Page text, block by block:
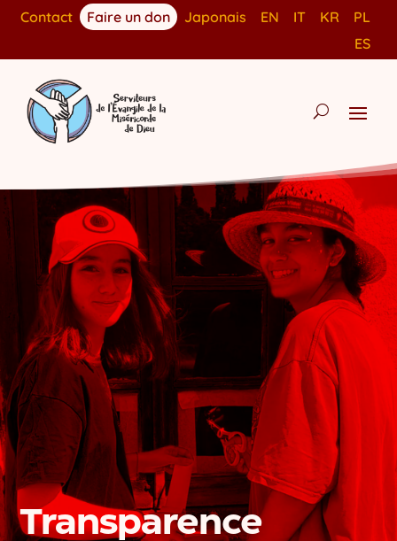
Contact Faire un don Japonais EN IT KR
PL
ES
Transparence